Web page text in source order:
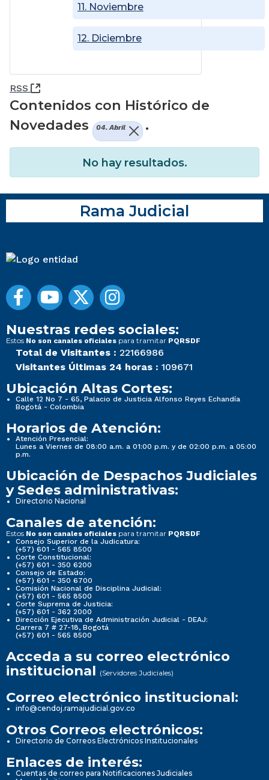
11. Noviembre
12. Diciembre
RSS (Abre una nueva ventana)
Contenidos con Histórico de
Novedades
04. Abril .
No hay resultados.
Rama Judicial
Nuestras redes sociales:
Estos No son canales oficiales para tramitar PQRSDF
Total de Visitantes : 22166986
Visitantes Últimas 24 horas : 109671
Ubicación Altas Cortes:
Calle 12 No 7 - 65, Palacio de Justicia Alfonso Reyes Echandía
Bogotá - Colombia
Horarios de Atención:
Atención Presencial:
Lunes a Viernes de 08:00 a.m. a 01:00 p.m. y de 02:00 p.m. a 05:00
p.m.
Ubicación de Despachos Judiciales
y Sedes administrativas:
Directorio Nacional
Canales de atención:
Estos No son canales oficiales para tramitar PQRSDF
Consejo Superior de la Judicatura:
(+57) 601 - 565 8500
Corte Constitucional:
(+57) 601 - 350 6200
Consejo de Estado:
(+57) 601 - 350 6700
Comisión Nacional de Disciplina Judicial:
(+57) 601 - 565 8500
Corte Suprema de Justicia:
(+57) 601 - 362 2000
Dirección Ejecutiva de Administración Judicial - DEAJ:
Carrera 7 # 27-18, Bogotá
(+57) 601 - 565 8500
Acceda a su correo electrónico
institucional (Servidores Judiciales)
Correo electrónico institucional:
info@cendoj.ramajudicial.gov.co
Otros Correos electrónicos:
Directorio de Correos Electrónicos Institucionales
Enlaces de interés:
Cuentas de correo para Notificaciones Judiciales